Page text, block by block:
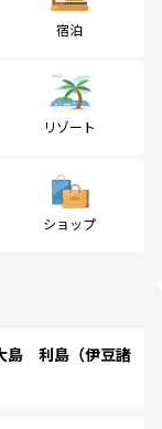
宿泊
リゾート
ショップ
利島（伊豆諸